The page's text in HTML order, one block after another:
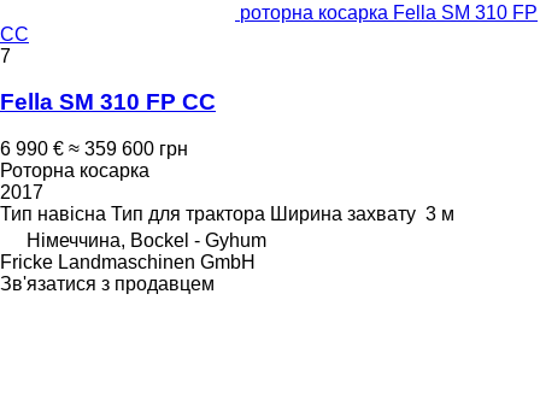
роторна косарка Fella SM 310 FP
CC
7
Fella SM 310 FP CC
6 990 € ≈ 359 600 грн
Роторна косарка
2017
Тип навісна Тип для трактора Ширина захвату 3 м
Німеччина, Bockel - Gyhum
Fricke Landmaschinen GmbH
Зв'язатися з продавцем